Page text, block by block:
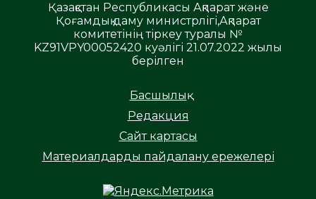
Қазақстан Республикасы Ақпарат және
Қоғамдық даму министрлігі,Ақпарат
комитетінің тіркеу туралы №
KZ91VPY00052420 куәлігі 21.07.2022 жылы
берілген
Басшылық
Редакция
Сайт картасы
Материалдарды пайдалану ережелері